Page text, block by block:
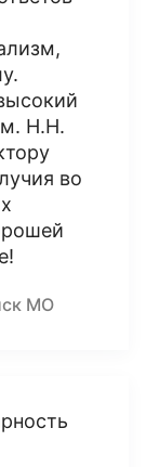
Н.Н.
во
МО